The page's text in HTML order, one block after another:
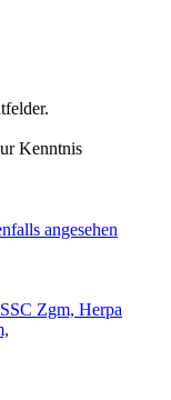
Kenntnis
angesehen
Herpa